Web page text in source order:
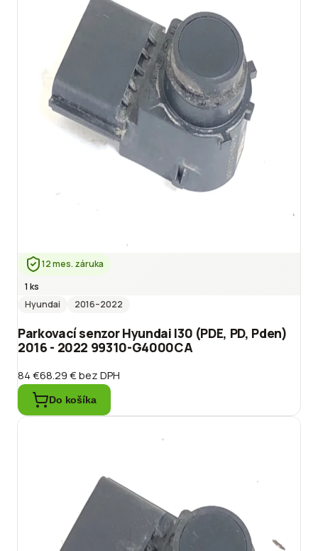
12 mes. záruka
1 ks
Hyundai
2016–2022
Parkovací senzor Hyundai I30 (PDE, PD, Pden)
2016 - 2022 99310-G4000CA
84 €68.29 €bez DPH
Do košíka